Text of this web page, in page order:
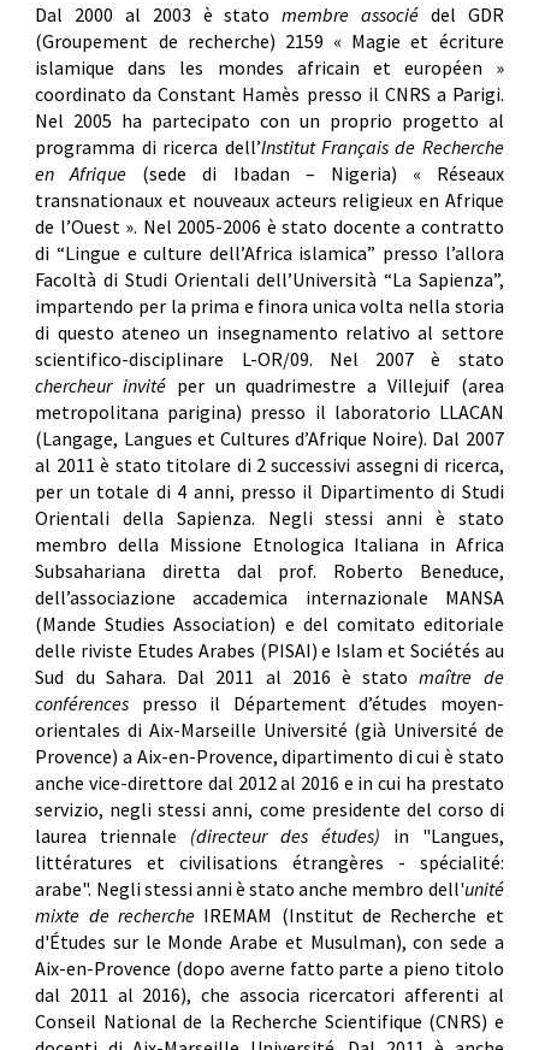
Dal 2000 al 2003 è statomembre associé del GDR
(Groupement de recherche) 2159 « Magie et écriture
islamiquedans les mondes africain et européen »
coordinato da Constant Hamès presso il CNRS a Parigi.
Nel 2005 ha partecipato con un proprio progetto al
programma di ricerca dell’Institut Français de Recherche
en Afrique (sede di Ibadan – Nigeria) « Réseaux
transnationaux et nouveaux acteurs religieux en Afrique
de l’Ouest ». Nel 2005-2006 è stato docente a contratto
di “Lingue e culture dell’Africa islamica” presso l’allora
Facoltà di Studi Orientali dell’Università “La Sapienza”,
impartendo per la prima e finora unica volta nella storia
di questo ateneo un insegnamento relativo al settore
scientifico-disciplinare L-OR/09. Nel 2007 è stato
chercheur invité per un quadrimestre a Villejuif (area
metropolitana parigina) presso il laboratorio LLACAN
(Langage, Langues et Cultures d’Afrique Noire). Dal 2007
al 2011 è stato titolare di 2 successivi assegni di ricerca,
per un totale di 4 anni, presso il Dipartimento di Studi
Orientali della Sapienza. Negli stessi anni è stato
membro della Missione Etnologica Italiana in Africa
Subsahariana diretta dal prof. Roberto Beneduce,
dell’associazione accademica internazionale MANSA
(Mande Studies Association) e del comitato editoriale
delle riviste Etudes Arabes (PISAI) e Islam et Sociétés au
Sud du Sahara. Dal 2011 al 2016 è statomaître de
conférences presso il Département d’études moyen-
orientales di Aix-Marseille Université (già Université de
Provence) a Aix-en-Provence, dipartimento di cui è stato
anche vice-direttore dal 2012 al 2016 e in cui ha prestato
servizio, negli stessi anni, come presidente del corso di
laurea triennale (directeur des études) in "Langues,
littératures et civilisations étrangères - spécialité:
arabe". Negli stessi anni è stato anche membro dell'unité
mixte de recherche IREMAM (Institut de Recherche et
d'Études sur le Monde Arabe et Musulman), con sede a
Aix-en-Provence (dopo averne fatto parte a pieno titolo
dal 2011 al 2016), che associa ricercatori afferenti al
Conseil National de la Recherche Scientifique (CNRS) e